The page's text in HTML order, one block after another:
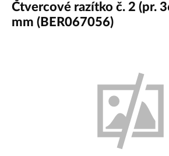
Čtvercové razítko č. 2 (pr.
mm (BER067056)